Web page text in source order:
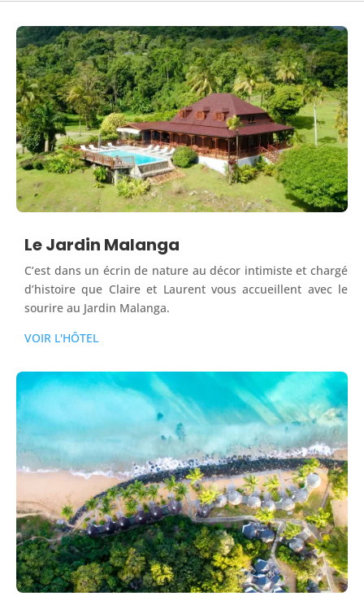
Le Jardin Malanga
C’est dans un écrin de nature au décor intimiste et chargé
d’histoire que Claire et Laurent vous accueillent avec le
sourire au Jardin Malanga.
VOIR L'HÔTEL